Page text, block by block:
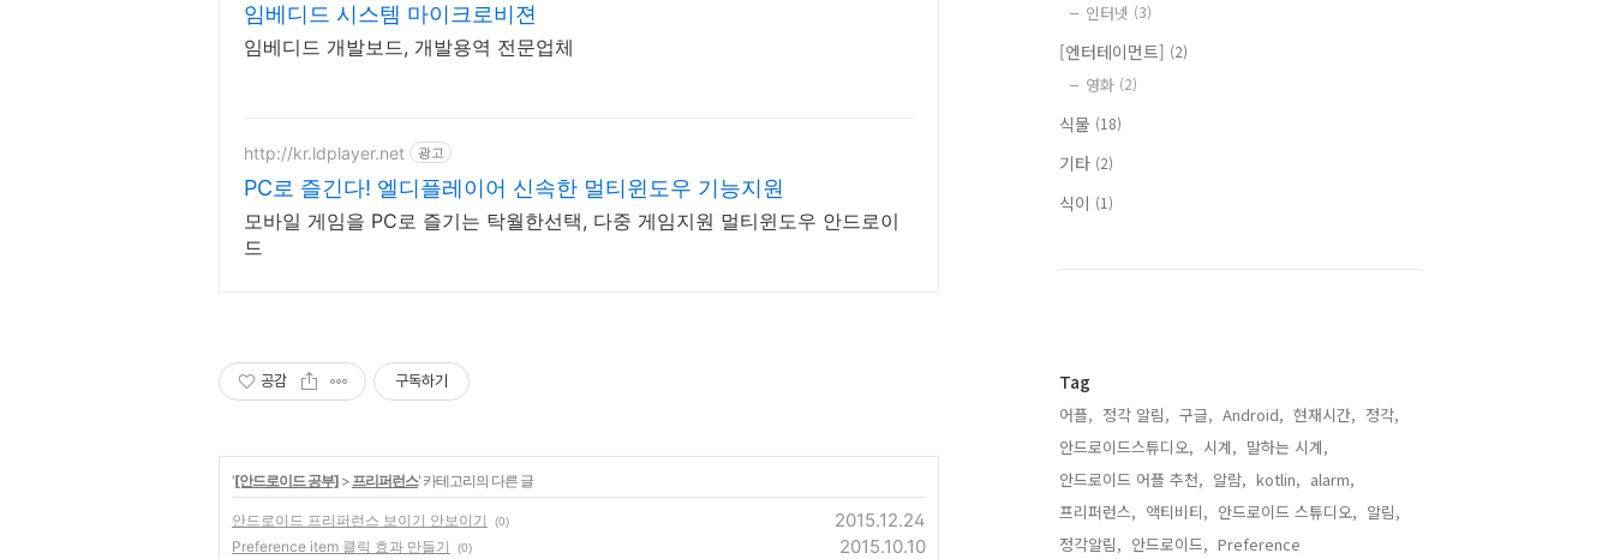
임베디드 시스템 마이크로비젼
임베디드 개발보드, 개발용역 전문업체
http://kr.ldplayer.net 광고
PC로 즐긴다! 엘디플레이어 신속한 멀티윈도우 기능지원
모바일 게임을 PC로 즐기는 탁월한선택, 다중 게임지원 멀티윈도우 안드로이
드
공감 구독하기
'[안드로이드 공부] > 프리퍼런스' 카테고리의 다른 글
안드로이드 프리퍼런스 보이기 안보이기 (0) 2015.12.24
Preference item 클릭 효과 만들기 (0) 2015.10.10
인터넷 (3)
[엔터테이먼트] (2)
영화 (2)
식물 (18)
기타 (2)
식이 (1)
Tag
어플, 정각 알림, 구글, Android, 현재시간, 정각,
안드로이드스튜디오, 시계, 말하는 시계,
안드로이드 어플 추천, 알람, kotlin, alarm,
프리퍼런스, 액티비티, 안드로이드 스튜디오, 알림,
정각알림, 안드로이드, Preference,